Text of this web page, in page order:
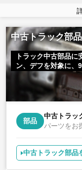
中古トラック部品
トラック中古部品
ン、デフを対象に、
部品
中古トラッ
パーツをお
中古トラック部品